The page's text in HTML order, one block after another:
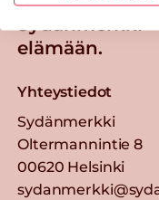
Sydänmerkki
elämään.
Yhteystiedot
Sydänmerkki
Oltermannintie 8
00620 Helsinki